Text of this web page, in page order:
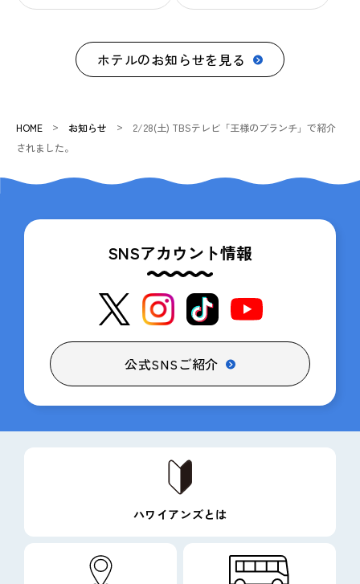
ホテルのお知らせを見る
HOME お知らせ
2/28(土) TBSテレビ「王様のブランチ」で紹介
されました。
SNSアカウント情報
公式SNSご紹介
ハワイアンズとは